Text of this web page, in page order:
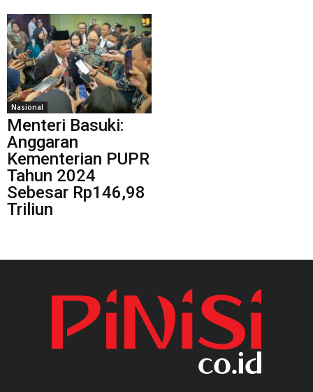
Nasional
Menteri Basuki:
Anggaran
Kementerian PUPR
Tahun 2024
Sebesar Rp146,98
Triliun